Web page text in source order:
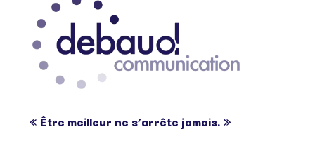
« Être meilleur ne s’arrête jamais. »